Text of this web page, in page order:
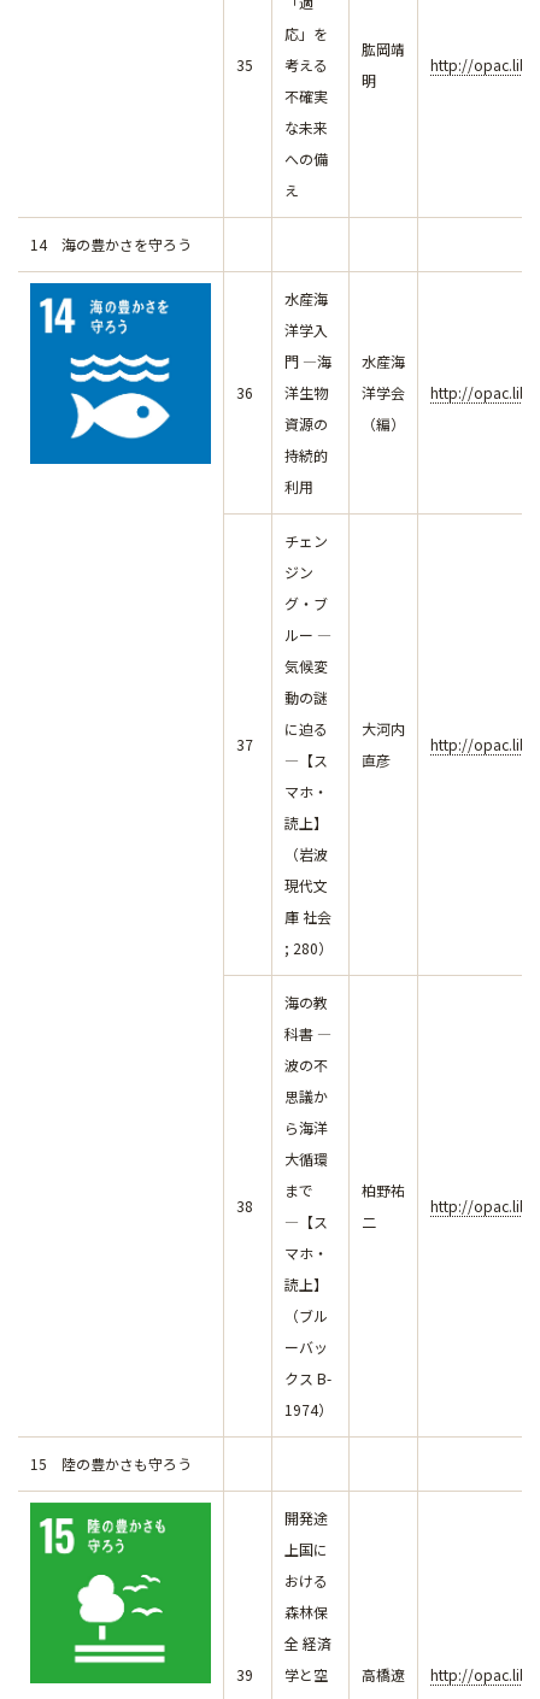
35
応」を
考える
不確実
な未来
への備
え
肱岡靖
明
http://
14 海の豊かさを守ろう
36
水産海
洋学入
門 ―海
洋生物
資源の
持続的
利用
水産海
洋学会
（編）
http://
37
チェン
ジン
グ・ブ
ルー ―
気候変
動の謎
に迫る
―【ス
マホ・
読上】
（岩波
現代文
庫 社会
; 280）
大河内
直彦
http://
38
海の教
科書 ―
波の不
思議か
ら海洋
大循環
まで
―【ス
マホ・
読上】
（ブル
ーバッ
クス B-
1974）
柏野祐
二
http://
15 陸の豊かさも守ろう
39
開発途
上国に
おける
森林保
全 経済
学と空
高橋遼 http://